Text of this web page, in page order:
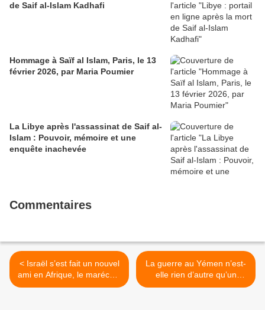
de Saif al-Islam Kadhafi
Hommage à Saïf al Islam, Paris, le 13
février 2026, par Maria Poumier
La Libye après l'assassinat de Saif al-
Islam : Pouvoir, mémoire et une
enquête inachevée
Commentaires
< Israël s’est fait un nouvel
ami en Afrique, le maréchal
Haftar, qu'il aide en secret
La guerre au Yémen n’est-
elle rien d’autre qu’un
spectacle sportif ? >